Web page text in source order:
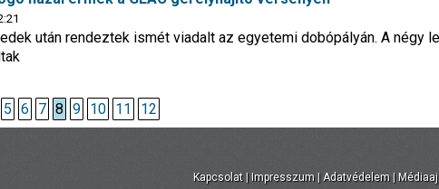
után rendeztek ismét viadalt az egyetemi dobópályán. A négy
5 6 7 8 9 10 11 12
Kapcsolat | Impresszum | Adatvédelem |